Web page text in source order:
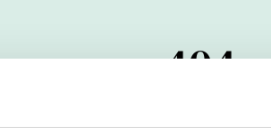
404
har passerats. Vi